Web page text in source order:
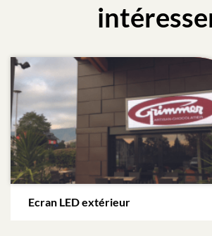
Ecran LED extérieur